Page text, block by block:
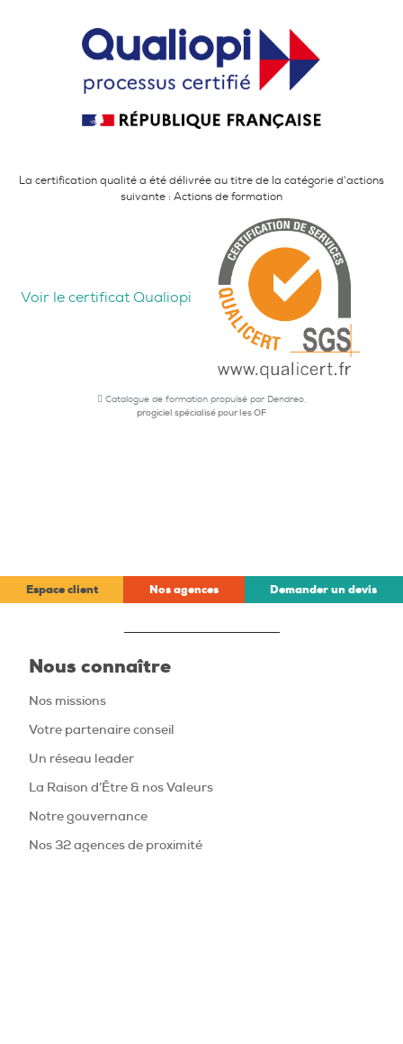
La certification qualité a été délivrée au titre de la catégorie d'actions
suivante : Actions de formation
Voir le certificat Qualiopi
Catalogue de formation propulsé par Dendreo,
progiciel spécialisé pour les OF
Espace client Nos agences Demander un devis
Nous connaître
Nos missions
Votre partenaire conseil
Un réseau leader
La Raison d’Être & nos Valeurs
Notre gouvernance
Nos 32 agences de proximité